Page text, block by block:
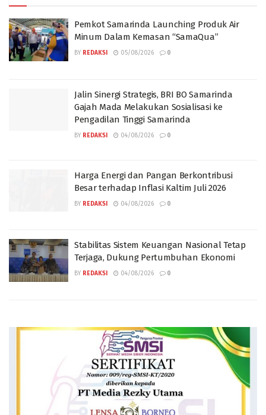
Pemkot Samarinda Launching Produk Air
Minum Dalam Kemasan “SamaQua”
BY REDAKSI 05/08/2026 0
Jalin Sinergi Strategis, BRI BO Samarinda
Gajah Mada Melakukan Sosialisasi ke
Pengadilan Tinggi Samarinda
BY REDAKSI 04/08/2026 0
Harga Energi dan Pangan Berkontribusi
Besar terhadap Inflasi Kaltim Juli 2026
BY REDAKSI 04/08/2026 0
Stabilitas Sistem Keuangan Nasional Tetap
Terjaga, Dukung Pertumbuhan Ekonomi
BY REDAKSI 04/08/2026 0